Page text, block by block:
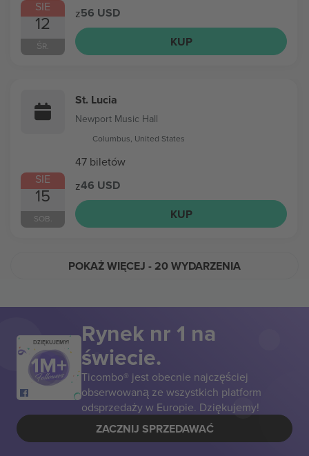
SIE
12
ŚR.
z56 USD
KUP
SIE
15
SOB.
St. Lucia
Newport Music Hall
Columbus, United States
47 biletów
z46 USD
KUP
POKAŻ WIĘCEJ - 20 WYDARZENIA
DZIĘKUJEMY! Rynek nr 1 na
świecie.
Ticombo® jest obecnie najczęściej
obserwowaną ze wszystkich platform
odsprzedaży w Europie. Dziękujemy!
ZACZNIJ SPRZEDAWAĆ